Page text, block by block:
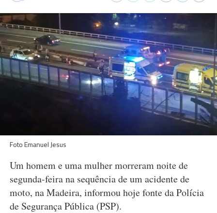
Foto Emanuel Jesus
Um homem e uma mulher morreram noite de
segunda-feira na sequência de um acidente de
moto, na Madeira, informou hoje fonte da Polícia
de Segurança Pública (PSP).